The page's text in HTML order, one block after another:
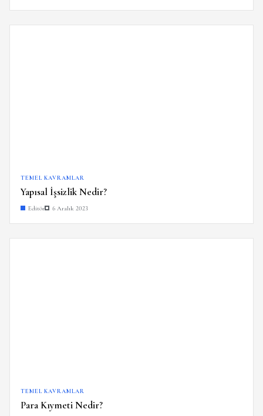
TEMEL KAVRAMLAR
Yapısal İşsizlik Nedir?
Editör 6 Aralık 2023
TEMEL KAVRAMLAR
Para Kıymeti Nedir?